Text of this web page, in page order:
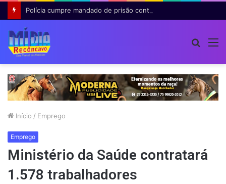
Início / Emprego
Emprego
Ministério da Saúde contratará
1.578 trabalhadores